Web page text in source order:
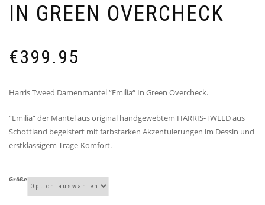
IN GREEN OVERCHECK
€399.95
Harris Tweed Damenmantel “Emilia“ In Green Overcheck.
“Emilia“ der Mantel aus original handgewebtem HARRIS-TWEED aus
Schottland begeistert mit farbstarken Akzentuierungen im Dessin und
erstklassigem Trage-Komfort.
Größe